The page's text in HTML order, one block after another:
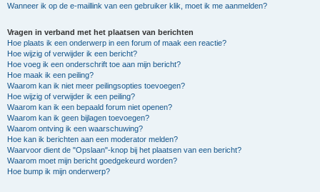
Wanneer ik op de e-maillink van een gebruiker klik, moet ik me aanmelden?
Vragen in verband met het plaatsen van berichten
Hoe plaats ik een onderwerp in een forum of maak een reactie?
Hoe wijzig of verwijder ik een bericht?
Hoe voeg ik een onderschrift toe aan mijn bericht?
Hoe maak ik een peiling?
Waarom kan ik niet meer peilingsopties toevoegen?
Hoe wijzig of verwijder ik een peiling?
Waarom kan ik een bepaald forum niet openen?
Waarom kan ik geen bijlagen toevoegen?
Waarom ontving ik een waarschuwing?
Hoe kan ik berichten aan een moderator melden?
Waarvoor dient de "Opslaan"-knop bij het plaatsen van een bericht?
Waarom moet mijn bericht goedgekeurd worden?
Hoe bump ik mijn onderwerp?